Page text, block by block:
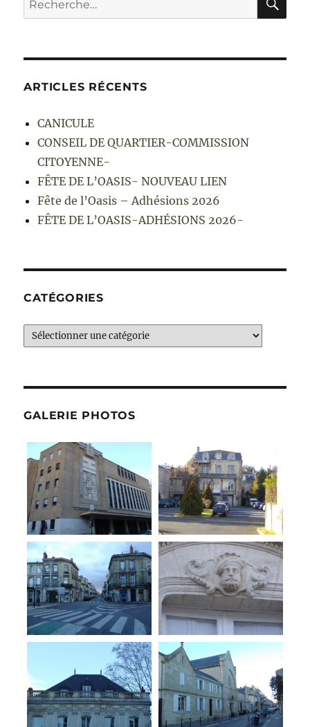
pour :
ARTICLES RÉCENTS
CANICULE
CONSEIL DE QUARTIER-COMMISSION
CITOYENNE-
FÊTE DE L’OASIS- NOUVEAU LIEN
Fête de l’Oasis – Adhésions 2026
FÊTE DE L’OASIS-ADHÉSIONS 2026-
CATÉGORIES
Catégories
GALERIE PHOTOS